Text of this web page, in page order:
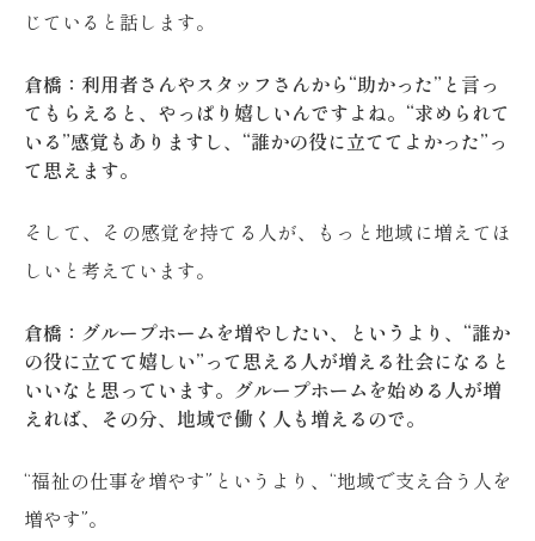
じていると話します。
倉橋：利用者さんやスタッフさんから“助かった”と言っ
てもらえると、やっぱり嬉しいんですよね。“求められて
いる”感覚もありますし、“誰かの役に立ててよかった”っ
て思えます。
そして、その感覚を持てる人が、もっと地域に増えてほ
しいと考えています。
倉橋：グループホームを増やしたい、というより、“誰か
の役に立てて嬉しい”って思える人が増える社会になると
いいなと思っています。グループホームを始める人が増
えれば、その分、地域で働く人も増えるので。
“福祉の仕事を増やす”というより、“地域で支え合う人を
増やす”。